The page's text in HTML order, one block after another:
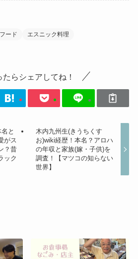
ード
エスニック料理
たらシェアしてね！
と
がス
？昔
ック
木内九州生(きうちくす
お)wiki経歴！本名？アロハ
の年収と家族(嫁・子供)を
調査！【マツコの知らない
世界】